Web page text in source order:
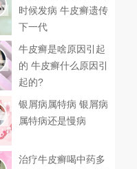
时候发病 牛皮癣遗传
下一代
牛皮癣是啥原因引起
的 牛皮癣什么原因引
起的?
银屑病属特病 银屑病
属特病还是慢病
治疗牛皮癣喝中药多